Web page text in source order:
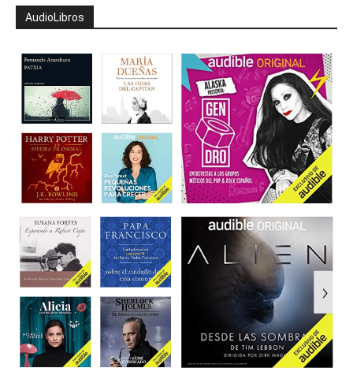
AudioLibros